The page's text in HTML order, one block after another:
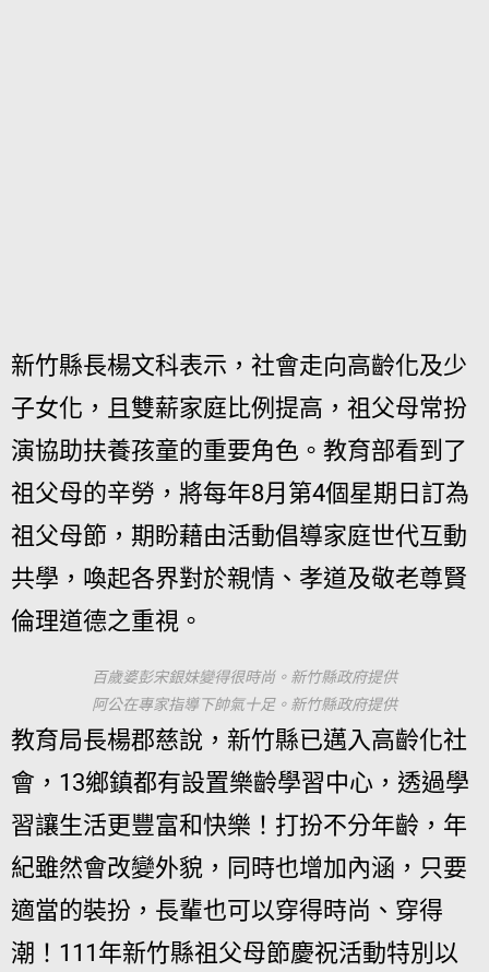
新竹縣長楊文科表示，社會走向高齡化及少
子女化，且雙薪家庭比例提高，祖父母常扮
演協助扶養孩童的重要角色。教育部看到了
祖父母的辛勞，將每年8月第4個星期日訂為
祖父母節，期盼藉由活動倡導家庭世代互動
共學，喚起各界對於親情、孝道及敬老尊賢
倫理道德之重視。
百歲婆彭宋銀妹變得很時尚。新竹縣政府提供
阿公在專家指導下帥氣十足。新竹縣政府提供
教育局長楊郡慈說，新竹縣已邁入高齡化社
會，13鄉鎮都有設置樂齡學習中心，透過學
習讓生活更豐富和快樂！打扮不分年齡，年
紀雖然會改變外貌，同時也增加內涵，只要
適當的裝扮，長輩也可以穿得時尚、穿得
潮！111年新竹縣祖父母節慶祝活動特別以